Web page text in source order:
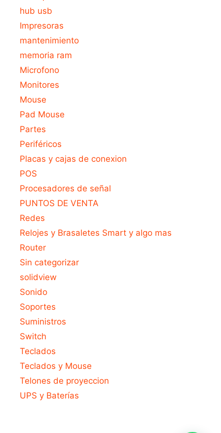
hub usb
Impresoras
mantenimiento
memoria ram
Microfono
Monitores
Mouse
Pad Mouse
Partes
Periféricos
Placas y cajas de conexion
POS
Procesadores de señal
PUNTOS DE VENTA
Redes
Relojes y Brasaletes Smart y algo mas
Router
Sin categorizar
solidview
Sonido
Soportes
Suministros
Switch
Teclados
Teclados y Mouse
Telones de proyeccion
UPS y Baterías